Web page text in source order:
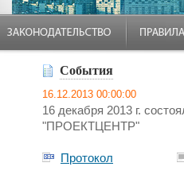
События
16.12.2013 00:00:00
16 декабря 2013 г.
"ПРОЕКТЦЕНТР"
Протокол